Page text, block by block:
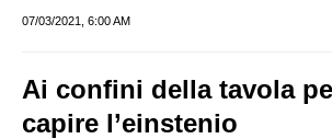
07/03/2021, 6:00 AM
Ai confini della tavola
capire l’einstenio